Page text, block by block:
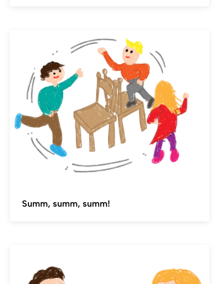
Summ, summ, summ!